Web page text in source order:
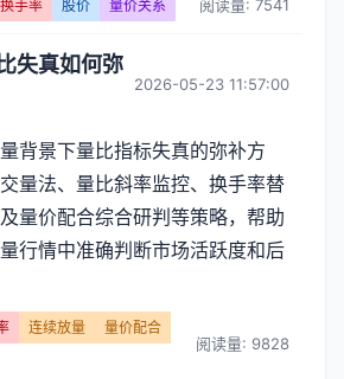
换手率 股价 量价关系 阅读量: 7541
失真如何弥
2026-05-23 11:57:00
背景下量比指标失真的弥补方
量法、量比斜率监控、换手率替
量价配合综合研判等策略，帮助
行情中准确判断市场活跃度和后
连续放量
量价配合
阅读量: 9828